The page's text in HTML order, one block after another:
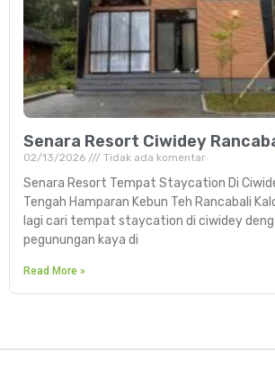
Senara Resort Ciwidey
02/13/2026 Tidak ada komentar
Senara Resort Tempat Staycation Di
Tengah Hamparan Kebun Teh Rancabali
lagi cari tempat staycation di ciwidey
pegunungan kaya di
Read More »